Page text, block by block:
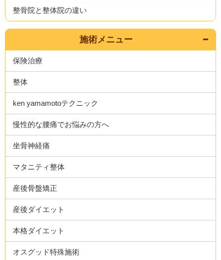
整骨院と整体院の違い
施術メニュー
保険治療
整体
ken yamamotoテクニック
慢性的な腰痛でお悩みの方へ
坐骨神経痛
マタニティ整体
産後骨盤矯正
産後ダイエット
本格ダイエット
オスグッド特殊施術